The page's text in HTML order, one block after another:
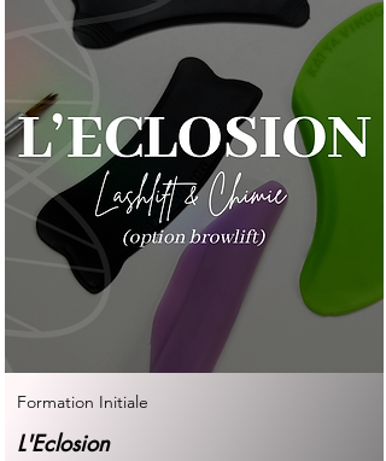
Formation Initiale
L'Eclosion